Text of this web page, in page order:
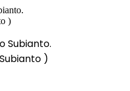
Subianto.
)